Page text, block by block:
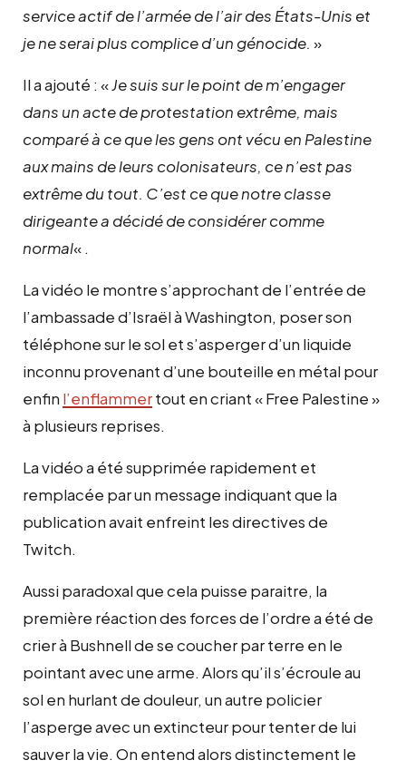
service actif de l’armée de l’air des États-Unis et
je ne serai plus complice d’un génocide. »
Il a ajouté : «Je suis sur le point de m’engager
dans un acte de protestation extrême, mais
comparé à ce que les gens ont vécu en Palestine
aux mains de leurs colonisateurs, ce n’est pas
extrême du tout. C’est ce que notre classe
dirigeante a décidé de considérer comme
normal« .
La vidéo le montre s’approchant de l’entrée de
l’ambassade d’Israël à Washington, poser son
téléphone sur le sol et s’asperger d’un liquide
inconnu provenant d’une bouteille en métal pour
enfin l’enflammertout en criant « Free Palestine »
à plusieurs reprises.
La vidéo a été supprimée rapidement et
remplacée par un message indiquant que la
publication avait enfreint les directives de
Twitch.
Aussi paradoxal que cela puisse paraitre, la
première réaction des forces de l’ordre a été de
crier à Bushnell de se coucher par terre en le
pointant avec une arme. Alors qu’il s’écroule au
sol en hurlant de douleur, un autre policier
l’asperge avec un extincteur pour tenter de lui
sauver la vie. On entend alors distinctement le